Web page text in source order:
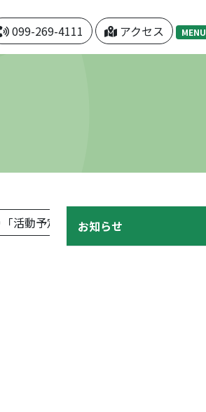
099-269-4111 アクセス MENU
活動予定表」 機関紙「つぼみ」
お知らせ